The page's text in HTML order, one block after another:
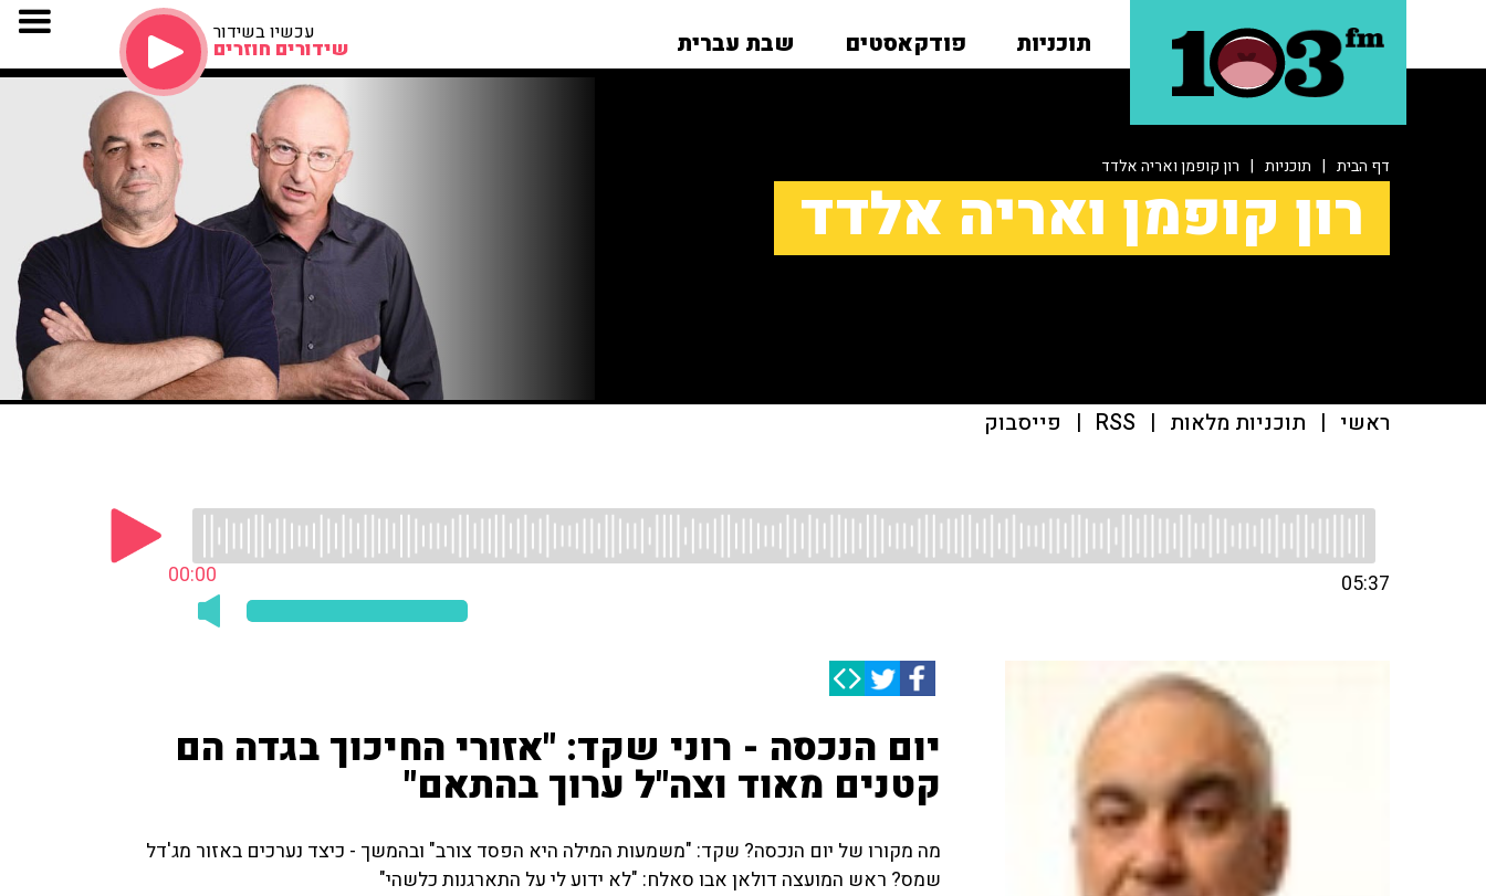
תוכניות פודקאסטים שבת עברית עכשיו בשידור
שידורים חוזרים
דף הבית | תוכניות | רון קופמן ואריה אלדד
רון קופמן ואריה אלדד
ראשי | תוכניות מלאות |
RSS
| פייסבוק
00:00 05:37
יום הנכסה - רוני שקד: "אזורי החיכוך בגדה הם
קטנים מאוד וצה"ל ערוך בהתאם"
מה מקורו של יום הנכסה? שקד: "משמעות המילה היא הפסד צורב" ובהמשך - כיצד נערכים באזור מג'דל
שמס? ראש המועצה דולאן אבו סאלח: "לא ידוע לי על התארגנות כלשהי"